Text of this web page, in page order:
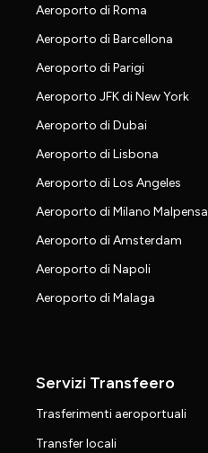
Aeroporto di Roma
Aeroporto di Barcellona
Aeroporto di Parigi
Aeroporto JFK di New York
Aeroporto di Dubai
Aeroporto di Lisbona
Aeroporto di Los Angeles
Aeroporto di Milano Malpensa
Aeroporto di Amsterdam
Aeroporto di Napoli
Aeroporto di Malaga
Servizi Transfeero
Trasferimenti aeroportuali
Transfer locali